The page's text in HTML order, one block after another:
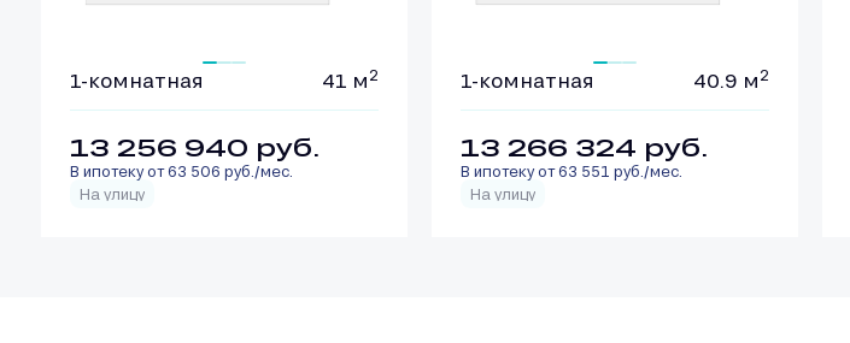
1-комнатная 41 м 2
13 256 940 руб.
В ипотеку от 63 506 руб./мес.
На улицу
1-комнатная 40.9 м 2
13 266 324 руб.
В ипотеку от 63 551 руб./мес.
На улицу